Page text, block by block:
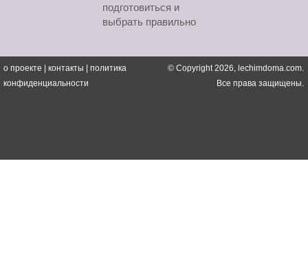
подготовиться и
выбрать правильно
о проекте | контакты | политика
конфиденциальности
© Copyright 2026, lechimdoma.com.
Все права защищены.